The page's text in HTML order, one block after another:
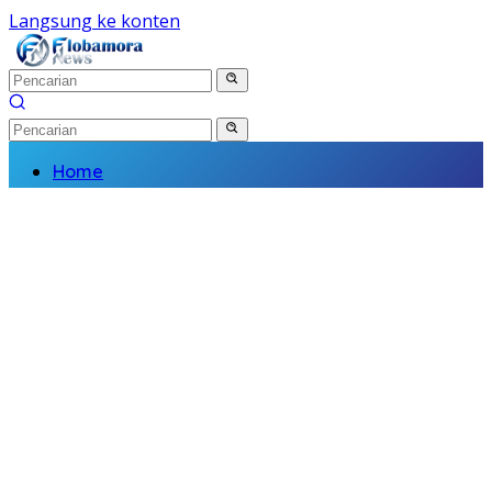
Langsung ke konten
Home
Nasional